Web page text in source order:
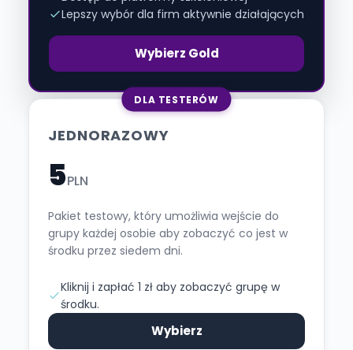
Lepszy wybór dla firm aktywnie działających
Wybierz Gold
DLA TESTERÓW
JEDNORAZOWY
5PLN
Pakiet testowy, który umożliwia wejście do
grupy każdej osobie aby zobaczyć co jest w
środku przez siedem dni.
Kliknij i zapłać 1 zł aby zobaczyć grupę w
środku.
Wybierz